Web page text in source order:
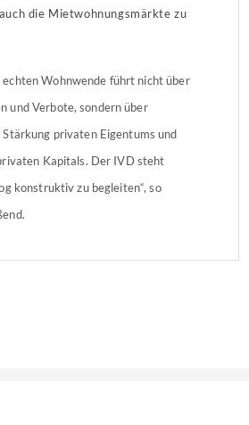
die Mietwohnungsmärkte zu
echten Wohnwende führt nicht über
und Verbote, sondern über
privaten Eigentums und
Kapitals. Der IVD steht
konstruktiv zu begleiten“, so